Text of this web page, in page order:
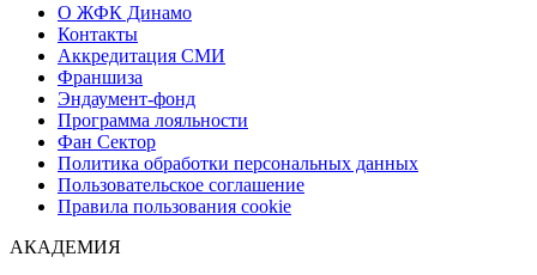
О ЖФК Динамо
Контакты
Аккредитация СМИ
Франшиза
Эндаумент-фонд
Программа лояльности
Фан Сектор
Политика обработки персональных данных
Пользовательское соглашение
Правила пользования cookie
АКАДЕМИЯ